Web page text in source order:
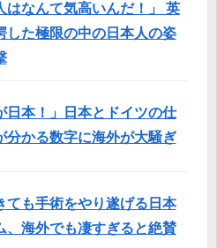
はなんて気高いんだ！」 英
した極限の中の日本人の姿
日本！」日本とドイツの仕
分かる数字に海外が大騒ぎ
ても手術をやり遂げる日本
、海外でも凄すぎると絶賛